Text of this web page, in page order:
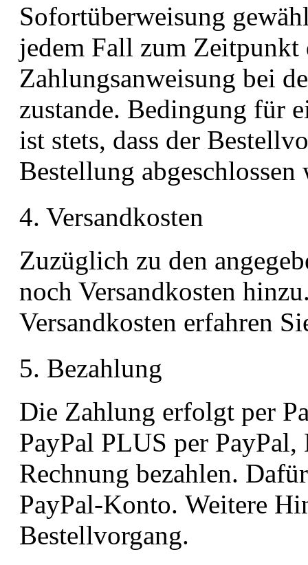
Sofortüberweisung
jedem Fall zum Zeitpunkt
Zahlungsanweisung bei
zustande. Bedingung für
ist stets, dass der
Bestellung
4. Versandkosten
Zuzüglich zu den
noch Versandkosten
Versandkosten erfahren
5. Bezahlung
Die Zahlung erfolgt per
PayPal PLUS per
Rechnung bezahlen.
PayPal-Konto. Weitere
Bestellvorgang.